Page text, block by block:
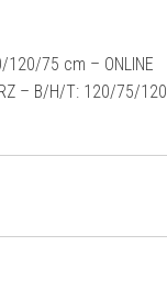
Kč.
120/75 cm – ONLINE
– B/H/T: 120/75/120